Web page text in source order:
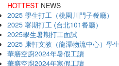
HOTTEST NEWS
2025 學生打工（桃園川門子餐廳）
2025 署期打工 (台北101餐廳）
2025學生暑期打工面試
2025 康軒文教（龍潭物流中心）學
華膳空廚2024年暑假工讀
華膳空廚2024年寒假工讀